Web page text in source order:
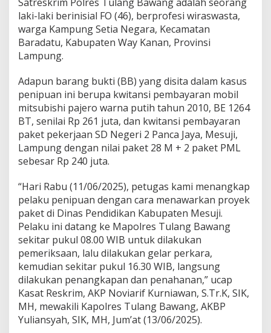
o
y
e
a
k
e
t
,
K
o
r
n
A
a
m
i
K
e
r
u
g
i
a
n
laki-laki berinisial FO (46), berprofesi wiraswasta,
warga Kampung Setia Negara, Kecamatan
Baradatu, Kabupaten Way Kanan, Provinsi
Lampung.
Adapun barang bukti (BB) yang disita dalam kasus
penipuan ini berupa kwitansi pembayaran mobil
mitsubishi pajero warna putih tahun 2010, BE 1264
BT, senilai Rp 261 juta, dan kwitansi pembayaran
paket pekerjaan SD Negeri 2 Panca Jaya, Mesuji,
Lampung dengan nilai paket 28 M + 2 paket PML
sebesar Rp 240 juta.
“Hari Rabu (11/06/2025), petugas kami menangkap
pelaku penipuan dengan cara menawarkan proyek
paket di Dinas Pendidikan Kabupaten Mesuji.
Pelaku ini datang ke Mapolres Tulang Bawang
sekitar pukul 08.00 WIB untuk dilakukan
pemeriksaan, lalu dilakukan gelar perkara,
kemudian sekitar pukul 16.30 WIB, langsung
dilakukan penangkapan dan penahanan,” ucap
Kasat Reskrim, AKP Noviarif Kurniawan, S.Tr.K, SIK,
MH, mewakili Kapolres Tulang Bawang, AKBP
Yuliansyah, SIK, MH, Jum’at (13/06/2025).